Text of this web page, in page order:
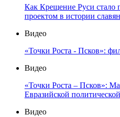
Как Крещение Руси
проектом в истории славян
Видео
«Точки Роста - Псков»:
Видео
«Точки Роста – Псков»:
Евразийской
Видео